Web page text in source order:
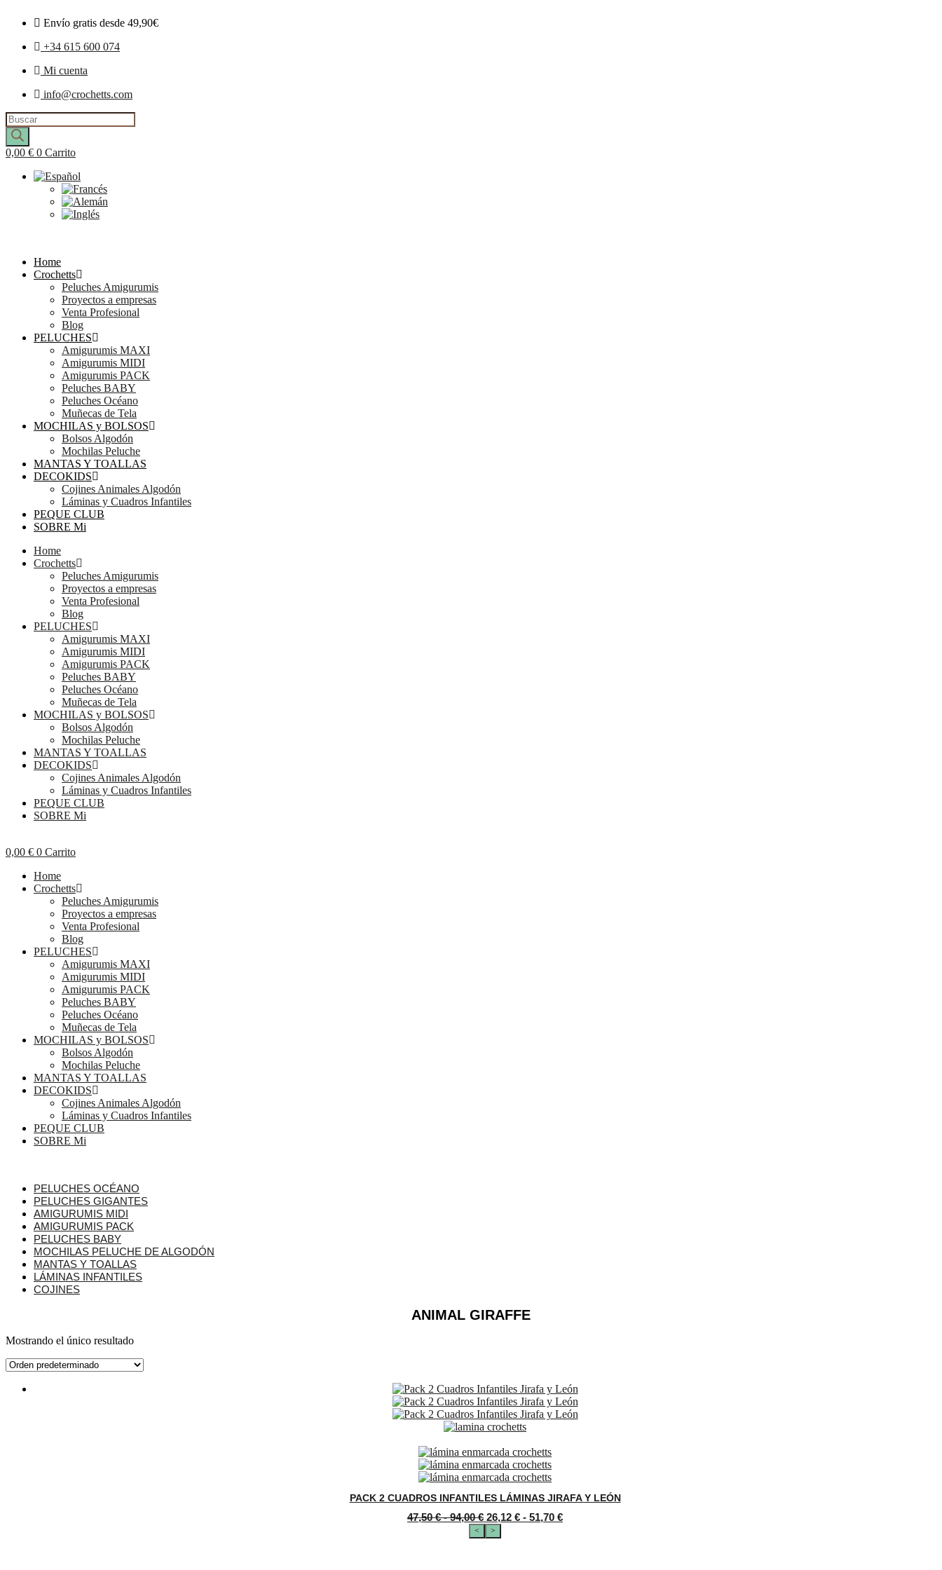
Envío gratis desde 49,90€
+34 615 600 074
Mi cuenta
info@crochetts.com
Búsqueda
de
productos
0,00 € 0 Carrito
Home
Crochetts
Peluches Amigurumis
Proyectos a empresas
Venta Profesional
Blog
PELUCHES
Amigurumis MAXI
Amigurumis MIDI
Amigurumis PACK
Peluches BABY
Peluches Océano
Muñecas de Tela
MOCHILAS y BOLSOS
Bolsos Algodón
Mochilas Peluche
MANTAS Y TOALLAS
DECOKIDS
Cojines Animales Algodón
Láminas y Cuadros Infantiles
PEQUE CLUB
SOBRE Mi
Home
Crochetts
Peluches Amigurumis
Proyectos a empresas
Venta Profesional
Blog
PELUCHES
Amigurumis MAXI
Amigurumis MIDI
Amigurumis PACK
Peluches BABY
Peluches Océano
Muñecas de Tela
MOCHILAS y BOLSOS
Bolsos Algodón
Mochilas Peluche
MANTAS Y TOALLAS
DECOKIDS
Cojines Animales Algodón
Láminas y Cuadros Infantiles
PEQUE CLUB
SOBRE Mi
0,00 € 0 Carrito
Home
Crochetts
Peluches Amigurumis
Proyectos a empresas
Venta Profesional
Blog
PELUCHES
Amigurumis MAXI
Amigurumis MIDI
Amigurumis PACK
Peluches BABY
Peluches Océano
Muñecas de Tela
MOCHILAS y BOLSOS
Bolsos Algodón
Mochilas Peluche
MANTAS Y TOALLAS
DECOKIDS
Cojines Animales Algodón
Láminas y Cuadros Infantiles
PEQUE CLUB
SOBRE Mi
PELUCHES OCÉANO
PELUCHES GIGANTES
AMIGURUMIS MIDI
AMIGURUMIS PACK
PELUCHES BABY
MOCHILAS PELUCHE DE ALGODÓN
MANTAS Y TOALLAS
LÁMINAS INFANTILES
COJINES
ANIMAL GIRAFFE
Mostrando el único resultado
PACK 2 CUADROS INFANTILES LÁMINAS JIRAFA Y LEÓN
47,50€ - 94,00€Rango
de
precios:
26,12 € - 51,70 €Rango
<
>